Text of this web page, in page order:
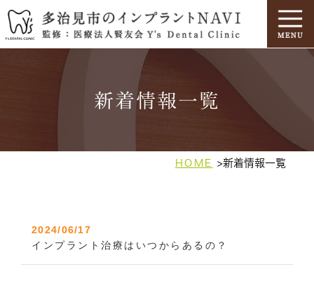
新着情報一覧
HOME 新着情報一覧
2024/06/17
インプラント治療はいつからあるの？